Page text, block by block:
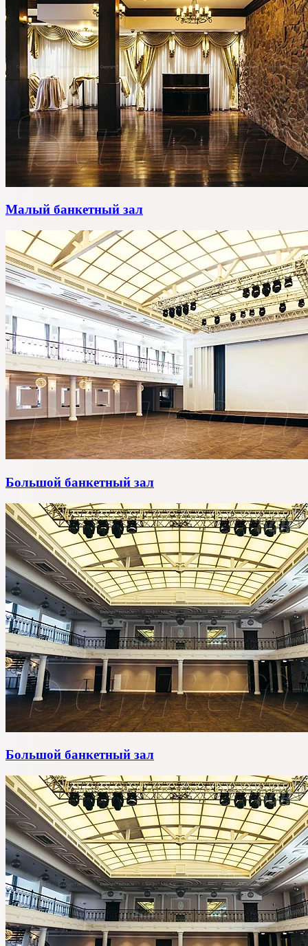
Малый банкетный зал
Большой банкетный зал
Большой банкетный зал